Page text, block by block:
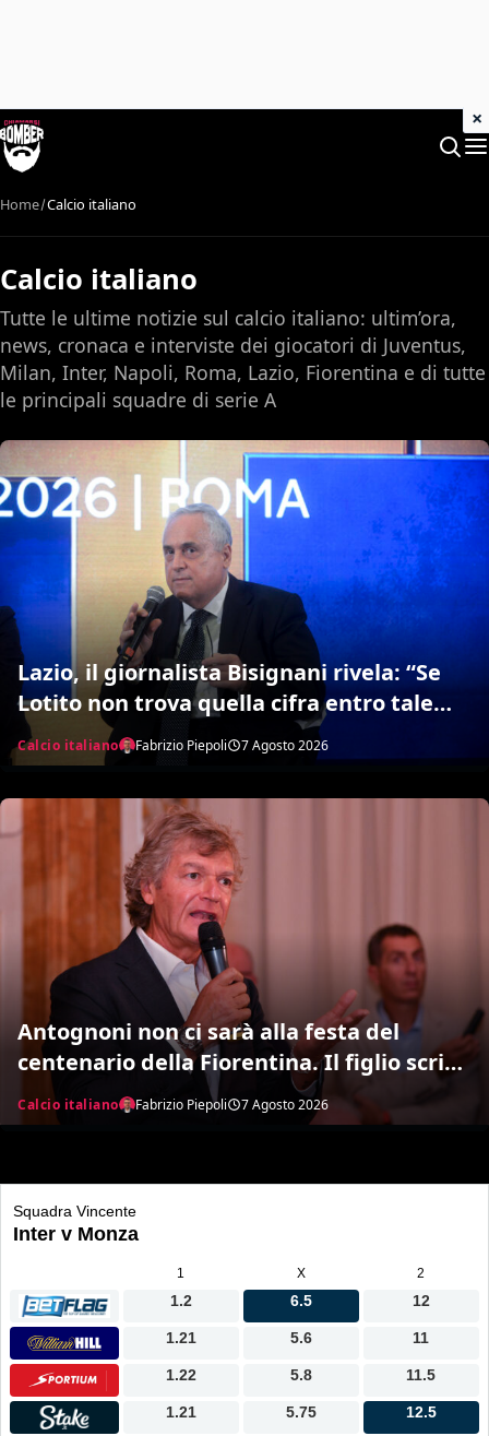
Home Calcio italiano
Calcio italiano
Tutte le ultime notizie sul calcio italiano: ultim’ora,
news, cronaca e interviste dei giocatori di Juventus,
Milan, Inter, Napoli, Roma, Lazio, Fiorentina e di tutte
le principali squadre di serie A
Lazio, il giornalista Bisignani rivela: “Se
Lotito non trova quella cifra entro tale
data il destino è segnato”
Calcio italiano Fabrizio Piepoli 7 Agosto 2026
Antognoni non ci sarà alla festa del
centenario della Fiorentina. Il figlio scrive
una lettera al vetriolo a Commisso jr. I
motivi di questa scelta e cosa sta
Calcio italiano Fabrizio Piepoli 7 Agosto 2026
×